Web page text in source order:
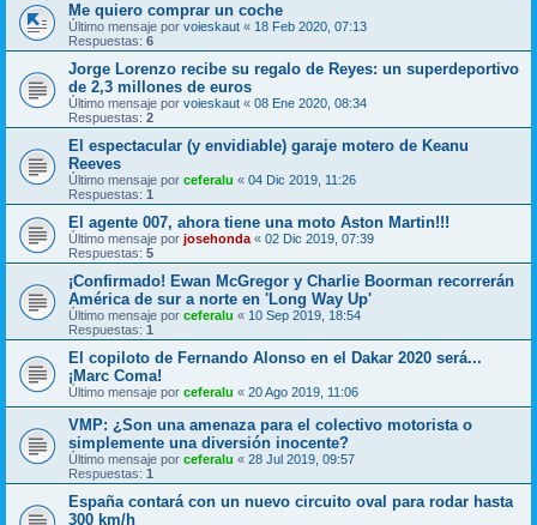
Me quiero comprar un coche
Último mensaje por voieskaut « 18 Feb 2020, 07:13
Respuestas: 6
Jorge Lorenzo recibe su regalo de Reyes: un superdeportivo
de 2,3 millones de euros
Último mensaje por voieskaut « 08 Ene 2020, 08:34
Respuestas: 2
El espectacular (y envidiable) garaje motero de Keanu
Reeves
Último mensaje por ceferalu « 04 Dic 2019, 11:26
Respuestas: 1
El agente 007, ahora tiene una moto Aston Martin!!!
Último mensaje por josehonda « 02 Dic 2019, 07:39
Respuestas: 5
¡Confirmado! Ewan McGregor y Charlie Boorman recorrerán
América de sur a norte en 'Long Way Up'
Último mensaje por ceferalu « 10 Sep 2019, 18:54
Respuestas: 1
El copiloto de Fernando Alonso en el Dakar 2020 será...
¡Marc Coma!
Último mensaje por ceferalu « 20 Ago 2019, 11:06
VMP: ¿Son una amenaza para el colectivo motorista o
simplemente una diversión inocente?
Último mensaje por ceferalu « 28 Jul 2019, 09:57
Respuestas: 1
España contará con un nuevo circuito oval para rodar hasta
300 km/h